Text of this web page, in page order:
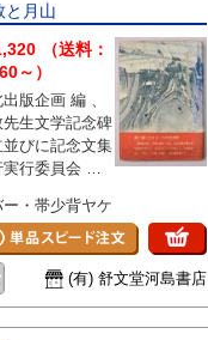
と月山
（送料：
～）
版企画 編 、
先生文学記念碑
並びに記念文集
行委員会 、
22cm 、1冊
ー・帯少背ヤケ
(有) 舒文堂河島書店